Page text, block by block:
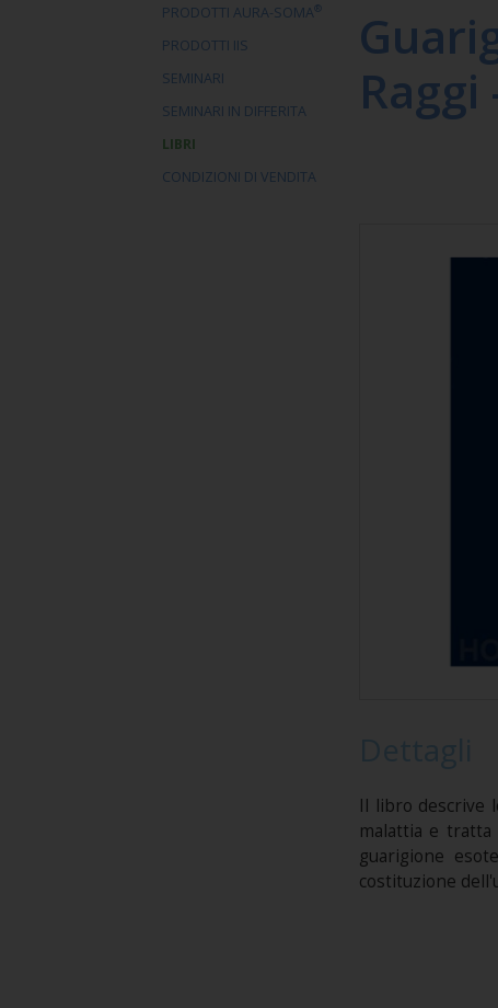
PRODOTTI AURA-SOMA®
PRODOTTI IIS
SEMINARI
SEMINARI IN DIFFERITA
LIBRI
CONDIZIONI DI VENDITA
Raggi
Il libro descrive
malattia e tratta
guarigione
costituzione